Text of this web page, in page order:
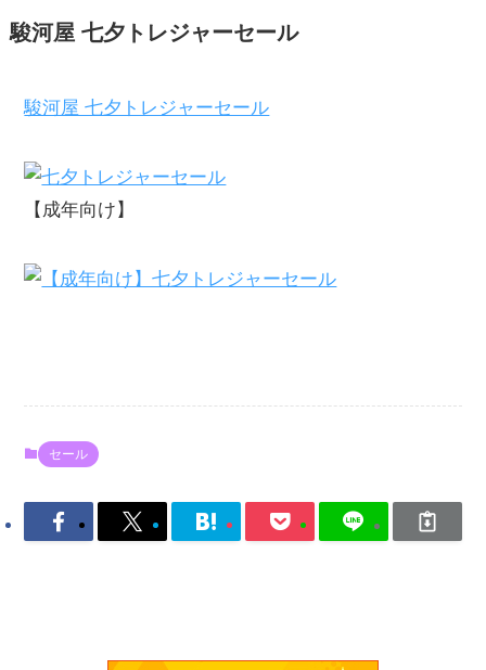
駿河屋 七夕トレジャーセール
駿河屋 七夕トレジャーセール
【成年向け】
セール